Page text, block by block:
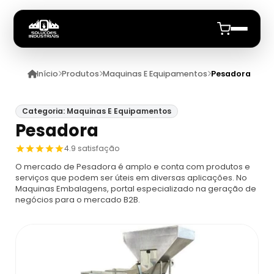
Início
Quem Somos
Maquinas E Equipamentos
Dosador
Máquina De Embalagem Compacta
Máquina Embaladora E Seladora
Datadores
Datador De Potes
Anuncie
Início Produtos Maquinas E Equipamentos Pesadora
Categoria: Maquinas E Equipamentos
Pesadora
4.9 satisfação
O mercado de Pesadora é amplo e conta com produtos e
serviços que podem ser úteis em diversas aplicações. No
Maquinas Embalagens, portal especializado na geração de
negócios para o mercado B2B.